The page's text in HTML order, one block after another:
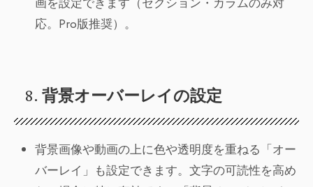
応。Pro版推奨）。
8. 背景オーバーレイの設定
背景画像や動画の上に色や透明度を重ねる「オー
バーレイ」も設定できます。文字の可読性を高め